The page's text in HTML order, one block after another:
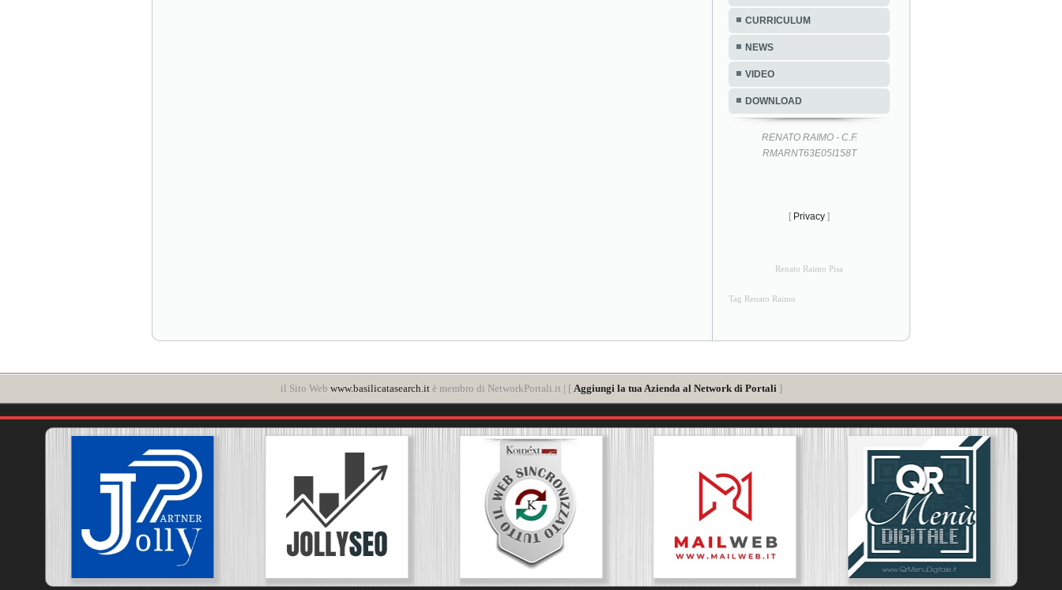
CURRICULUM
NEWS
VIDEO
DOWNLOAD
RENATO RAIMO - C.F.
RMARNT63E05I158T
[ Privacy ]
Renato Raimo Pisa
Tag Renato Raimo
il Sito Web www.basilicatasearch.itè membro di NetworkPortali.it | [ Aggiungi la tua Azienda al Network di Portali ]